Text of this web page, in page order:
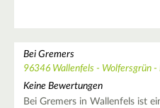
Bei Gremers
96346 Wallenfels - Wolfersgrün -
Keine Bewertungen
Bei Gremers in Wallenfels ist